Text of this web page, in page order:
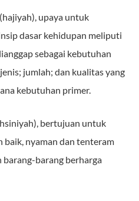
upaya untuk
dasar kehidupan meliputi
sebagai kebutuhan
jumlah; dan kualitas yang
kebutuhan primer.
bertujuan untuk
nyaman dan tenteram
barang-barang berharga